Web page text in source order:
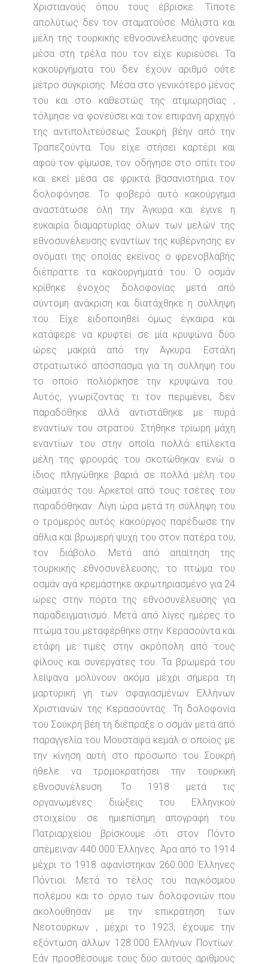
Χριστιανούς όπου τους έβρισκε. Τίποτε
απολύτως δεν τον σταματούσε. Μάλιστα και
μέλη της τουρκικής εθνοσυνέλευσης φόνευε
μέσα στη τρέλα που τον είχε κυριεύσει. Τα
κακουργήματα του δεν έχουν αριθμό ούτε
μέτρο σύγκρισης. Μέσα στο γενικότερο μένος
του και στο καθεστώς της ατιμωρησίας ,
τόλμησε να φονεύσει και τον επιφανή αρχηγό
της αντιπολιτεύσεως Σουκρή βέην από την
Τραπεζούντα. Του είχε στήσει καρτέρι και
αφού τον φίμωσε, τον οδήγησε στο σπίτι του
και εκεί μέσα σε φρικτά βασανιστήρια τον
δολοφόνησε. Το φοβερό αυτό κακούργημα
αναστάτωσε όλη την Άγκυρα και έγινε η
ευκαιρία διαμαρτυρίας όλων των μελών της
εθνοσυνέλευσης εναντίων της κυβέρνησης εν
ονόματι της οποίας εκείνος ο φρενοβλαβής
διέπραττε τα κακουργήματά του. Ο οσμάν
κρίθηκε ένοχος δολοφονίας μετά από
σύντομη ανάκριση και διατάχθηκε η σύλληψη
του. Είχε ειδοποιηθεί όμως έγκαιρα και
κατάφερε να κρυφτεί σε μία κρυψώνα δύο
ώρες μακριά από την Άγκυρα. Εστάλη
στρατιωτικό απόσπασμα για τη σύλληψη του
το οποίο πολιόρκησε την κρυψώνα του.
Αυτός, γνωρίζοντας τι τον περιμένει, δεν
παραδόθηκε αλλά αντιστάθηκε με πυρά
εναντίων του στρατού. Στήθηκε τρίωρη μάχη
εναντίων του στην οποία πολλά επίλεκτα
μέλη της φρουράς του σκοτώθηκαν ενώ ο
ίδιος πληγώθηκε βαριά σε πολλά μέλη του
σώματός του. Αρκετοί από τους τσέτες του
παραδόθηκαν. Λίγη ώρα μετά τη σύλληψη του
ο τρομερός αυτός κακούργος παρέδωσε την
άθλια και βρωμερή ψυχή του στον πατέρα του,
τον διάβολο. Μετά από απαίτηση της
τουρκικής εθνοσυνέλευσης, το πτώμα του
οσμάν αγά κρεμάστηκε ακρωτηριασμένο για 24
ώρες στην πόρτα της εθνοσυνέλευσης για
παραδειγματισμό. Μετά από λίγες ημέρες το
πτώμα του μεταφέρθηκε στην Κερασούντα και
ετάφη με τιμές στην ακρόπολη από τους
φίλους και συνεργάτες του. Τα βρωμερά του
λείψανα μολύνουν ακόμα μέχρι σήμερα τη
μαρτυρική γη των σφαγιασμένων Ελλήνων
Χριστιανών της Κερασούντας. Τη δολοφονία
του Σουκρή βέη τη διέπραξε ο οσμάν μετά από
παραγγελία του Μουσταφά κεμάλ ο οποίος με
την κίνηση αυτή στο πρόσωπο του Σουκρή
ήθελε να τρομοκρατήσει την τουρκική
εθνοσυνέλευση. Το 1918 μετά τις
οργανωμένες διώξεις του Ελληνικού
στοιχείου σε ημιεπίσημη απογραφή του
Πατριαρχείου βρίσκουμε ότι στον Πόντο
απέμειναν 440.000 Έλληνες. Άρα από το 1914
μέχρι το 1918 αφανίστηκαν 260.000 Έλληνες
Πόντιοι. Μετά το τέλος του παγκόσμιου
πολέμου και το όργιο των δολοφονιών που
ακολούθησαν με την επικράτηση των
Νεοτούρκων , μέχρι το 1923, έχουμε την
εξόντωση άλλων 128.000 Ελλήνων Ποντίων.
Εάν προσθέσουμε τους δύο αυτούς αριθμούς